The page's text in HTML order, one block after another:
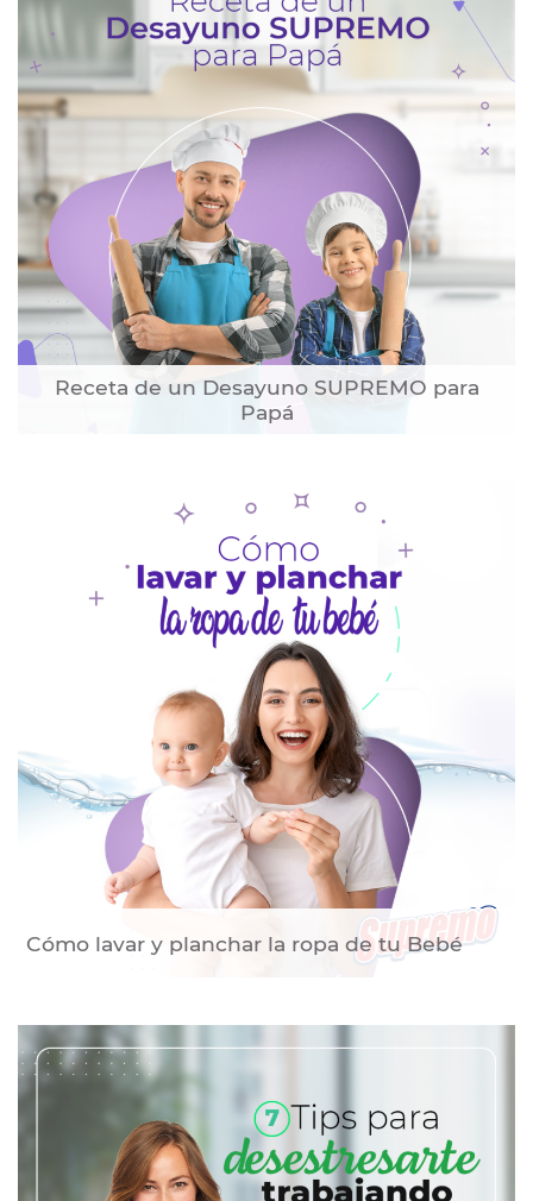
Receta de un Desayuno SUPREMO para
Papá
Cómo lavar y planchar la ropa de tu Bebé